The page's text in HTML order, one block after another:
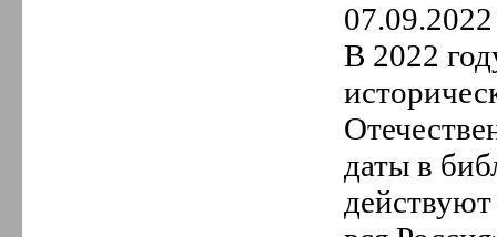
07.09.2022
В 2022
даты в